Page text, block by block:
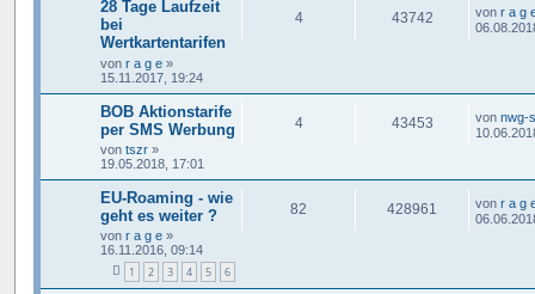
28 Tage Laufzeit
bei
Wertkartentarifen
von r a g e »
15.11.2017, 19:24
4 43742 von r a g
BOB Aktionstarife
per SMS Werbung
von tszr »
19.05.2018, 17:01
4 43453 von nwg-
EU-Roaming - wie
geht es weiter ?
von r a g e »
16.11.2016, 09:14
1 2 3 4 5 6
82 428961 von r a g